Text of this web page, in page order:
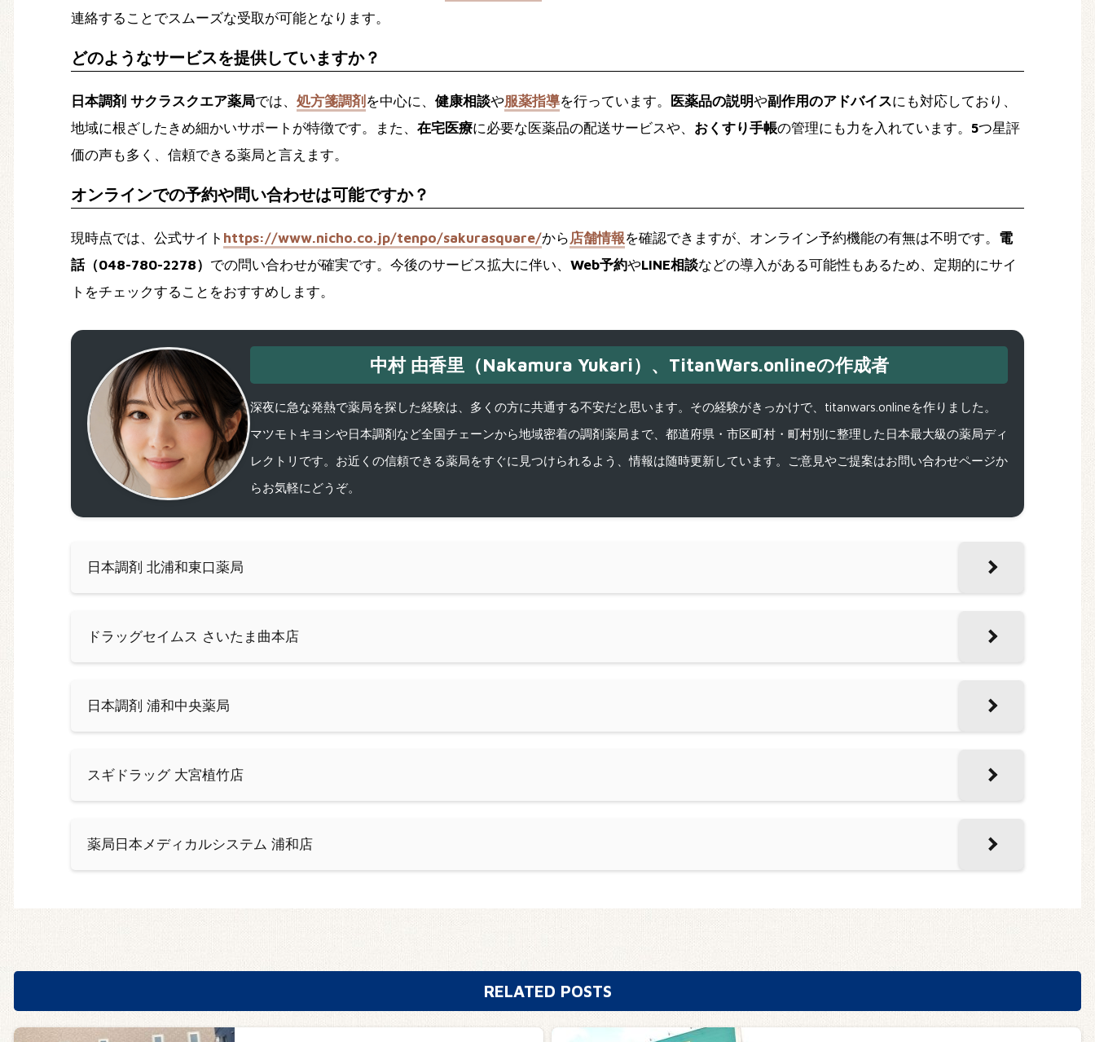
連絡することでスムーズな受取が可能となります。
どのようなサービスを提供していますか？
日本調剤 サクラスクエア薬局では、 処方箋調剤 を中心に、 健康相談や服薬指導を行っています。 医薬品の説明や副作用のアドバイスにも対応しており、
地域に根ざしたきめ細かいサポートが特徴です。また、 在宅医療に必要な医薬品の配送サービスや、 おくすり手帳の管理にも力を入れています。 5つ星評
価の声も多く、信頼できる薬局と言えます。
オンラインでの予約や問い合わせは可能ですか？
現時点では、公式サイト https://www.nicho.co.jp/tenpo/sakurasquare/から 店舗情報を確認できますが、オンライン予約機能の有無は不明です。 電
話（048-780-2278） での問い合わせが確実です。今後のサービス拡大に伴い、 Web予約やLINE相談などの導入がある可能性もあるため、定期的にサイ
トをチェックすることをおすすめします。
中村 由香里（Nakamura Yukari）、TitanWars.onlineの作成者
深夜に急な発熱で薬局を探した経験は、多くの方に共通する不安だと思います。その経験がきっかけで、titanwars.onlineを作りました。
マツモトキヨシや日本調剤など全国チェーンから地域密着の調剤薬局まで、都道府県・市区町村・町村別に整理した日本最大級の薬局ディ
レクトリです。お近くの信頼できる薬局をすぐに見つけられるよう、情報は随時更新しています。ご意見やご提案はお問い合わせページか
らお気軽にどうぞ。
日本調剤 北浦和東口薬局
ドラッグセイムス さいたま曲本店
日本調剤 浦和中央薬局
スギドラッグ 大宮植竹店
薬局日本メディカルシステム 浦和店
RELATED POSTS